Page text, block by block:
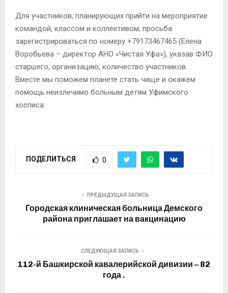
Для участников, планирующих прийти на мероприятие
командой, классом и коллективом, просьба
зарегистрироваться по номеру +79173467465 (Елена
Воробьева – директор АНО «Чистая Уфа»), указав ФИО
старшего, организацию, количество участников.
Вместе мы поможем планете стать чище и окажем
помощь неизлечимо больным детям Уфимского
хосписа.
ПОДЕЛИТЬСЯ 0
ПРЕДЫДУЩАЯ ЗАПИСЬ
Городская клиническая больница Демского
района приглашает на вакцинацию
СЛЕДУЮЩАЯ ЗАПИСЬ
112-й Башкирской кавалерийской дивизии – 82
года .